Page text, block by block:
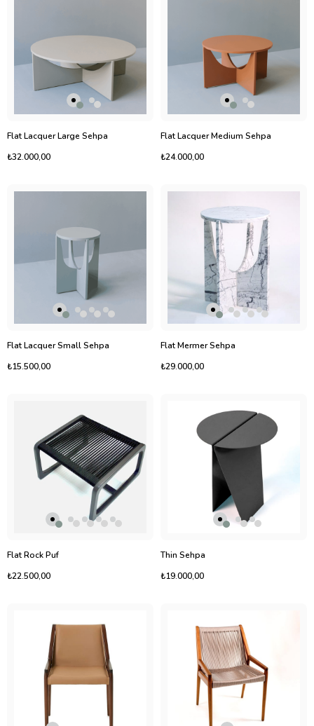
Flat Lacquer Large Sehpa
₺32.000,00
Flat Lacquer Medium Sehpa
₺24.000,00
Flat Lacquer Small Sehpa
₺15.500,00
Flat Mermer Sehpa
₺29.000,00
Flat Rock Puf
₺22.500,00
Thin Sehpa
₺19.000,00